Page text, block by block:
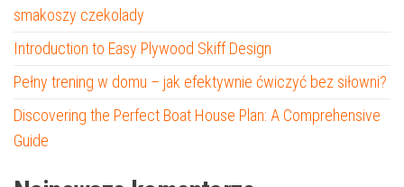
smakoszy czekolady
Introduction to Easy Plywood Skiff Design
Pełny trening w domu – jak efektywnie ćwiczyć bez siłowni?
Discovering the Perfect Boat House Plan: A Comprehensive
Guide